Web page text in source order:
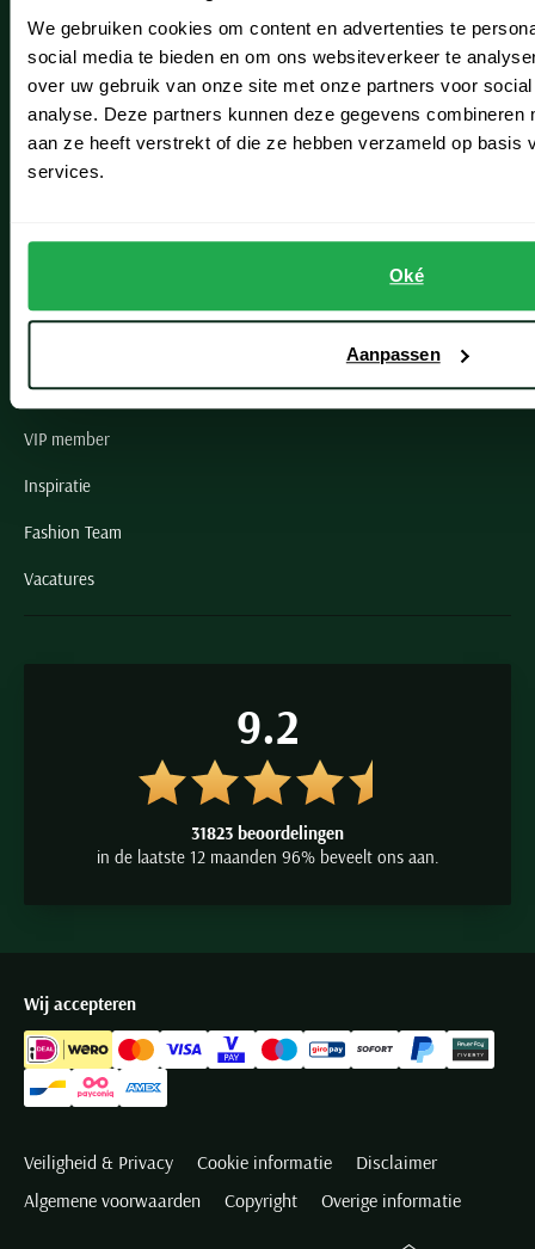
We gebruiken cookies om content en advertenties te
social media te bieden en om ons websiteverkeer te
over uw gebruik van onze site met onze partners voor
analyse. Deze partners kunnen deze gegevens combineren
aan ze heeft verstrekt of die ze hebben verzameld op basis
services.
Oké
Aanpassen
Leiderdorp
Lisse
Noordwijk
Oegstgeest
Paul & Shark specialist
VIP member
Inspiratie
Fashion Team
Vacatures
9.2
31823 beoordelingen
in de laatste 12 maanden 96% beveelt ons aan.
Wij accepteren
Veiligheid & Privacy Cookie informatie
Disclaimer
Algemene voorwaarden
Copyright Overige informatie